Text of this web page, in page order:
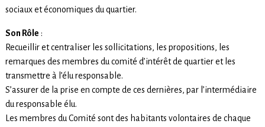
sociaux et économiques du quartier.
Son Rôle :
Recueillir et centraliser les sollicitations, les propositions, les
remarques des membres du comité d’intérêt de quartier et les
transmettre à l’élu responsable.
S’assurer de la prise en compte de ces dernières, par l’intermédiaire
du responsable élu.
Les membres du Comité sont des habitants volontaires de chaque